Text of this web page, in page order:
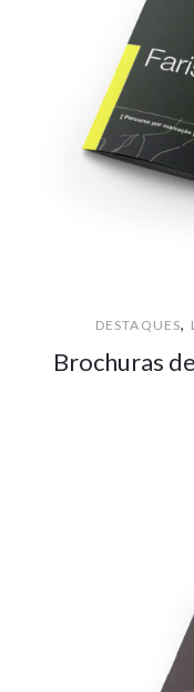
DESTAQUES,
Brochuras